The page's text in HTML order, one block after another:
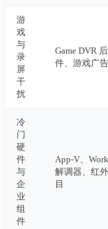
游
戏
与
录
屏
干
扰
Game DVR
件、游戏广
冷
门
硬
件
与
企
业
组
件
App-V、
解调器、红
目